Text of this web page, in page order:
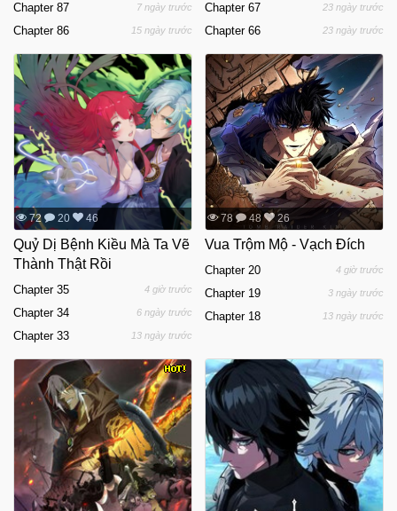
Chapter 87 7 ngày trước
Chapter 86 15 ngày trước
Chapter 67 23 ngày trước
Chapter 66 23 ngày trước
72 20 46
Quỷ Dị Bệnh Kiều Mà Ta Vẽ
Thành Thật Rồi
Chapter 35 4 giờ trước
Chapter 34 6 ngày trước
Chapter 33 13 ngày trước
78 48 26
Vua Trộm Mộ - Vạch Đích
Chapter 20 4 giờ trước
Chapter 19 3 ngày trước
Chapter 18 13 ngày trước